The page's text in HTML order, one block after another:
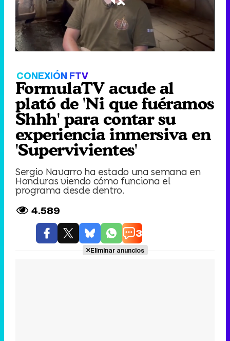
Unmute
Loaded:
21.97%
CONEXIÓN FTV
FormulaTV acude al
plató de 'Ni que fuéramos
Shhh' para contar su
experiencia inmersiva en
'Supervivientes'
Sergio Navarro ha estado una semana en
Honduras viendo cómo funciona el
programa desde dentro.
4.589
3
Eliminar anuncios